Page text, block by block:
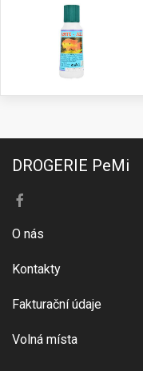
DROGERIE PeMi
O nás
Kontakty
Fakturační údaje
Volná místa